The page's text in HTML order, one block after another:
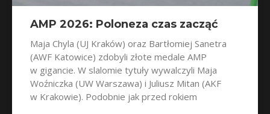
AMP 2026: Poloneza czas zacząć
Maja Chyla (UJ Kraków) oraz Bartłomiej Sanetra
(AWF Katowice) zdobyli złote medale AMP
w gigancie. W slalomie tytuły wywalczyli Maja
Woźniczka (UW Warszawa) i Juliusz Mitan (AKF
w Krakowie). Podobnie jak przed rokiem